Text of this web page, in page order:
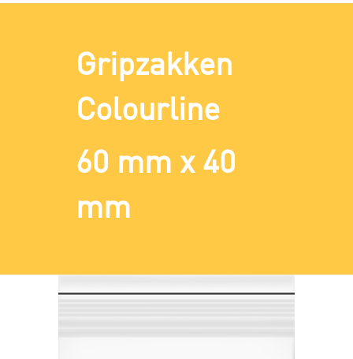
Gripzakken
Colourline
60 mm x 40
mm